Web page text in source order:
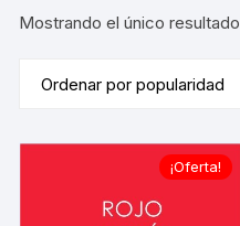
Mostrando el único resultado
¡Oferta!